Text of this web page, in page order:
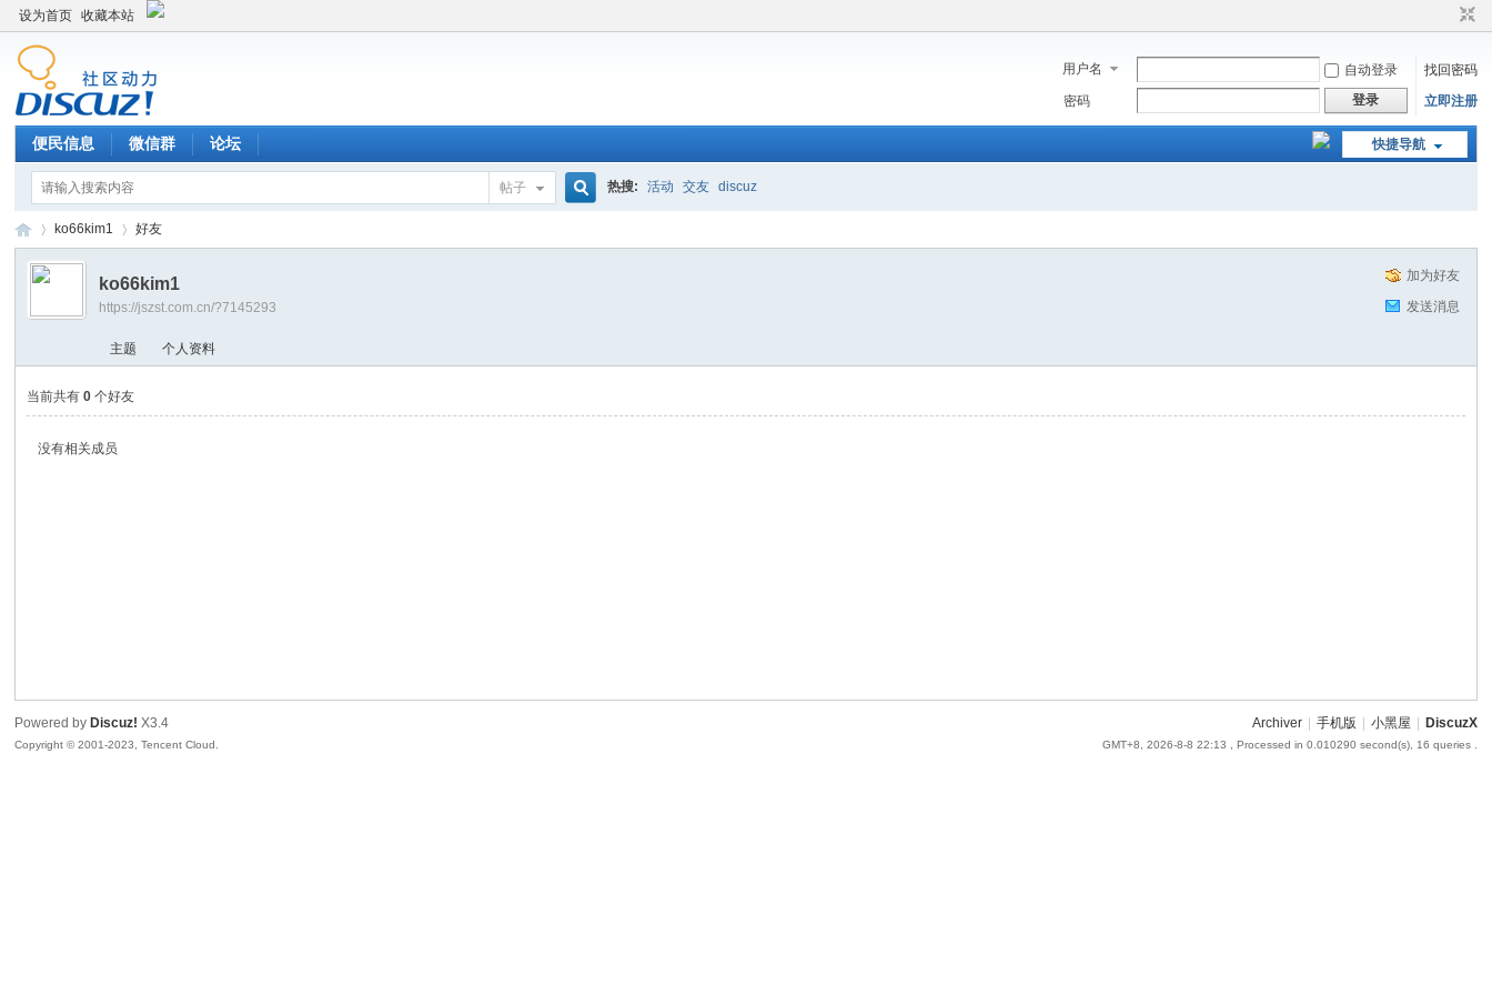
设为首页 收藏本站
用户名 自动登录
找回密码
密码
登录 立即注册
快捷导航
便民信息 微信群 论坛
帖子 热搜: 活动 交友 discuz
›
ko66kim1 好友
加为好友
发送消息
ko66kim1
https://jszst.com.cn/?7145293
主题 个人资料
当前共有0 个好友
没有相关成员
Archiver 手机版 小黑屋 DiscuzX
GMT+8, 2026-8-8 22:13 , Processed in 0.010290 second(s), 16 queries .
Powered by Discuz! X3.4
Copyright © 2001-2023, Tencent Cloud.